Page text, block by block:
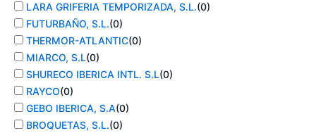
LARA GRIFERIA TEMPORIZADA, S.L.(0)
FUTURBAÑO, S.L.(0)
THERMOR-ATLANTIC(0)
MIARCO, S.L(0)
SHURECO IBERICA INTL. S.L(0)
RAYCO(0)
GEBO IBERICA, S.A(0)
BROQUETAS, S.L.(0)